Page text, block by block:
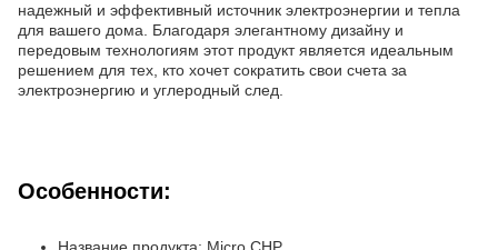
надежный и эффективный источник электроэнергии и тепла
для вашего дома. Благодаря элегантному дизайну и
передовым технологиям этот продукт является идеальным
решением для тех, кто хочет сократить свои счета за
электроэнергию и углеродный след.
Особенности: